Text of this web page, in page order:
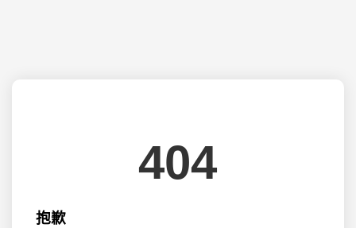
404
抱歉